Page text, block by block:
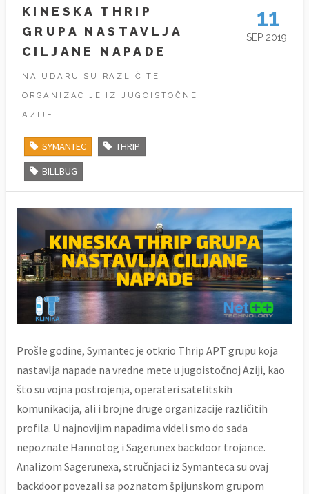
KINESKA THRIP
GRUPA NASTAVLJA
CILJANE NAPADE
NA UDARU SU RAZLIČITE
ORGANIZACIJE IZ JUGOISTOČNE
AZIJE.
SYMANTEC THRIP
BILLBUG
11
SEP 2019
Prošle godine, Symantec je otkrio Thrip APT grupu koja
nastavlja napade na vredne mete u jugoistočnoj Aziji, kao
što su vojna postrojenja, operateri satelitskih
komunikacija, ali i brojne druge organizacije različitih
profila. U najnovijim napadima videli smo do sada
nepoznate Hannotog i Sagerunex backdoor trojance.
Analizom Sagerunexa, stručnjaci iz Symanteca su ovaj
backdoor povezali sa poznatom špijunskom grupom